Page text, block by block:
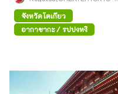
จังหวัดโตเกียว
อากาซากะ / รปปงหงิ